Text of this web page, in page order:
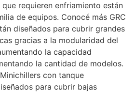
requieren enfriamiento están
de equipos. Conocé más GRC
diseñados para cubrir grandes
gracias a la modularidad del
la capacidad
la cantidad de modelos.
con tanque
para cubrir bajas